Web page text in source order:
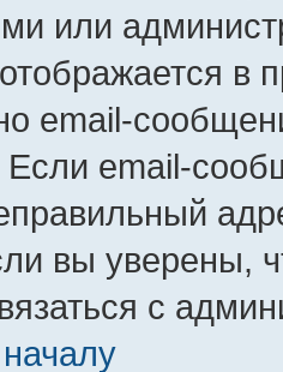
или
в
email-
Если email-
вы уверены,
с